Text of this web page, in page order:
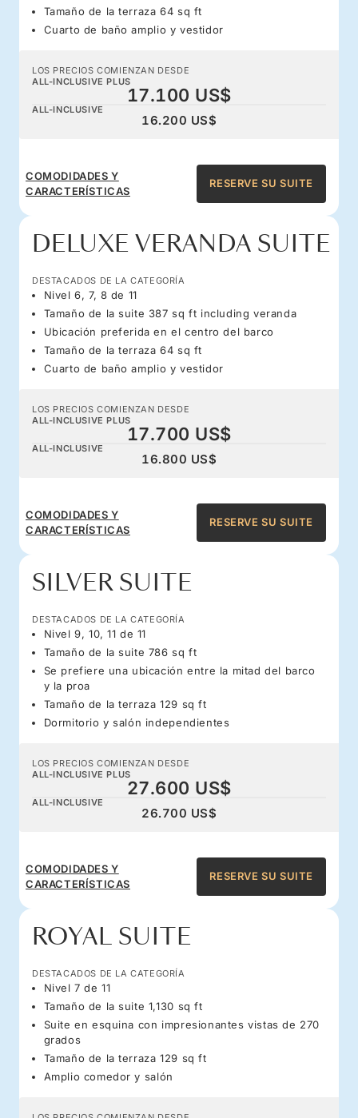
Tamaño de la terraza 64 sq ft
Cuarto de baño amplio y vestidor
LOS PRECIOS COMIENZAN DESDE
ALL-INCLUSIVE PLUS
17.100 US$
ALL-INCLUSIVE
16.200 US$
COMODIDADES Y
CARACTERÍSTICAS
RESERVE SU SUITE
DELUXE VERANDA SUITE
DESTACADOS DE LA CATEGORÍA
Nivel 6, 7, 8 de 11
Tamaño de la suite 387 sq ft including veranda
Ubicación preferida en el centro del barco
Tamaño de la terraza 64 sq ft
Cuarto de baño amplio y vestidor
LOS PRECIOS COMIENZAN DESDE
ALL-INCLUSIVE PLUS
17.700 US$
ALL-INCLUSIVE
16.800 US$
COMODIDADES Y
CARACTERÍSTICAS
RESERVE SU SUITE
SILVER SUITE
DESTACADOS DE LA CATEGORÍA
Nivel 9, 10, 11 de 11
Tamaño de la suite 786 sq ft
Se prefiere una ubicación entre la mitad del barco
y la proa
Tamaño de la terraza 129 sq ft
Dormitorio y salón independientes
LOS PRECIOS COMIENZAN DESDE
ALL-INCLUSIVE PLUS
27.600 US$
ALL-INCLUSIVE
26.700 US$
COMODIDADES Y
CARACTERÍSTICAS
RESERVE SU SUITE
ROYAL SUITE
DESTACADOS DE LA CATEGORÍA
Nivel 7 de 11
Tamaño de la suite 1,130 sq ft
Suite en esquina con impresionantes vistas de 270
grados
Tamaño de la terraza 129 sq ft
Amplio comedor y salón